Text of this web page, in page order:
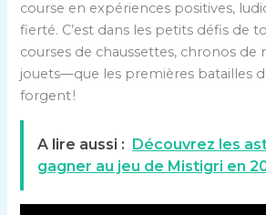
course en expériences positives,
fierté. C’est dans les petits défis de
courses de chaussettes, chronos de
jouets—que les premières batailles
forgent !
A lire aussi : Découvrez les
gagner au jeu de Mistigri en